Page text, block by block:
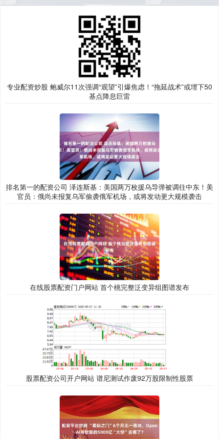
专业配资炒股 鲍威尔11次强调“观望”引爆焦虑！“拖延战术”或埋下50
基点降息巨雷
排名第一的配资公司 泽连斯基：美国两万枚援乌导弹被调往中东！美
官员：俄尚未报复乌军偷袭俄军机场，或将发动更大规模袭击
在线股票配资门户网站 首个桃完整泛变异组图谱发布
股票配资公司开户网站 谱尼测试作废92万股限制性股票